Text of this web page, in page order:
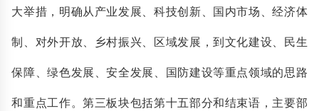
大举措，明确从产业发展、科技创新、国内市场、经济体
制、对外开放、乡村振兴、区域发展，到文化建设、民生
保障、绿色发展、安全发展、国防建设等重点领域的思路
和重点工作。第三板块包括第十五部分和结束语，主要部